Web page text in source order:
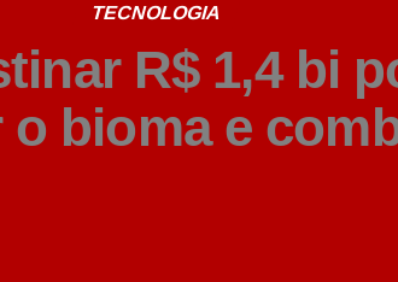
TECNOLOGIA
R$ 1,4 bi
o bioma e